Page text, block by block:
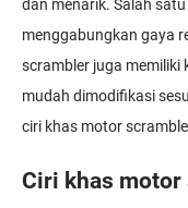
dan menarik. Salah
menggabungkan gaya
scrambler juga memiliki
mudah dimodifikasi
ciri khas motor
Ciri khas